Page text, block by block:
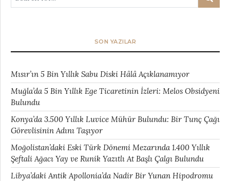
SON YAZILAR
Mısır’ın 5 Bin Yıllık Sabu Diski Hâlâ Açıklanamıyor
Muğla’da 5 Bin Yıllık Ege Ticaretinin İzleri: Melos Obsidyeni
Bulundu
Konya’da 3.500 Yıllık Luvice Mühür Bulundu: Bir Tunç Çağı
Görevlisinin Adını Taşıyor
Moğolistan’daki Eski Türk Dönemi Mezarında 1.400 Yıllık
Şeftali Ağacı Yay ve Runik Yazıtlı At Başlı Çalgı Bulundu
Libya’daki Antik Apollonia’da Nadir Bir Yunan Hipodromu